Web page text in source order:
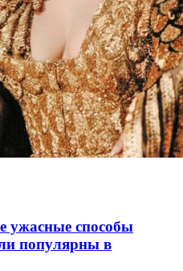
ужасные способы
популярны в